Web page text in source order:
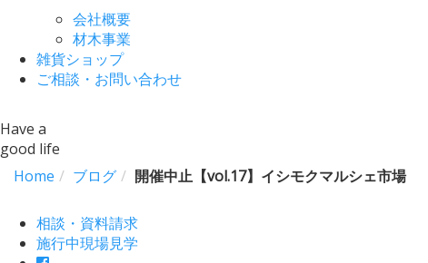
会社概要
材木事業
雑貨ショップ
ご相談・お問い合わせ
Have a
good life
Home
ブログ 開催中止【vol.17】イシモクマルシェ市場
相談・資料請求
施行中現場見学